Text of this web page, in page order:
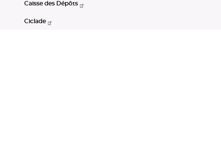
Caisse des Dépôts
Ciclade